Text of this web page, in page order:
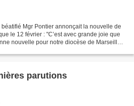
béatifié Mgr Pontier annonçait la nouvelle de
le 12 février : "C’est avec grande joie que
nouvelle pour notre diocèse de Marseille."
parutions